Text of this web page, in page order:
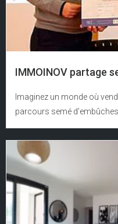
IMMOINOV partage
Imaginez un monde où
parcours semé d’embûches,